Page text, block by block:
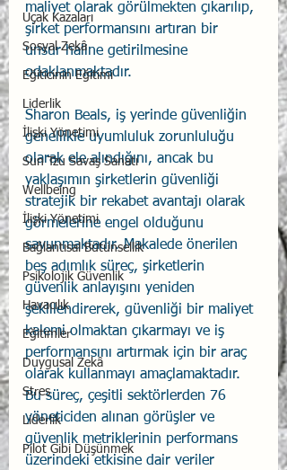
Uçak Kazaları
Sosyal Zekâ
Eğiticinin Eğitimi
Liderlik
İlişki Yönetimi
Sun Tzu Savaş Sanatı
Wellbeing
İlişki Yönetimi
Bağlantısal Bütünsellik
Psikolojik Güvenlik
Havacılık
Eğitimler
Duygusal Zekâ
Stres
Liderlik
Pilot Gibi Düşünmek
maliyet olarak görülmekten çıkarılıp,
şirket performansını artıran bir
unsur haline getirilmesine
odaklanmaktadır.
Sharon Beals, iş yerinde güvenliğin
genellikle uyumluluk zorunluluğu
olarak ele alındığını, ancak bu
yaklaşımın şirketlerin güvenliği
stratejik bir rekabet avantajı olarak
görmelerine engel olduğunu
savunmaktadır. Makalede önerilen
beş adımlık süreç, şirketlerin
güvenlik anlayışını yeniden
şekillendirerek, güvenliği bir maliyet
kalemi olmaktan çıkarmayı ve iş
performansını artırmak için bir araç
olarak kullanmayı amaçlamaktadır.
Bu süreç, çeşitli sektörlerden 76
yöneticiden alınan görüşler ve
güvenlik metriklerinin performans
üzerindeki etkisine dair veriler